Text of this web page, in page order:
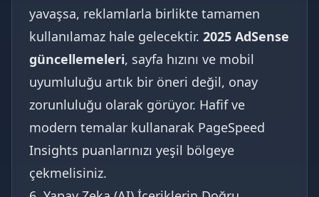
yavaşsa, reklamlarla birlikte tamamen
kullanılamaz hale gelecektir. 2025 AdSense
güncellemeleri, sayfa hızını ve mobil
uyumluluğu artık bir öneri değil, onay
zorunluluğu olarak görüyor. Hafif ve
modern temalar kullanarak PageSpeed
Insights puanlarınızı yeşil bölgeye
çekmelisiniz.